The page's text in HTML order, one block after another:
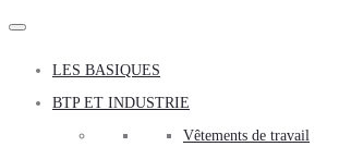
LES BASIQUES
BTP ET INDUSTRIE
Vêtements de travail